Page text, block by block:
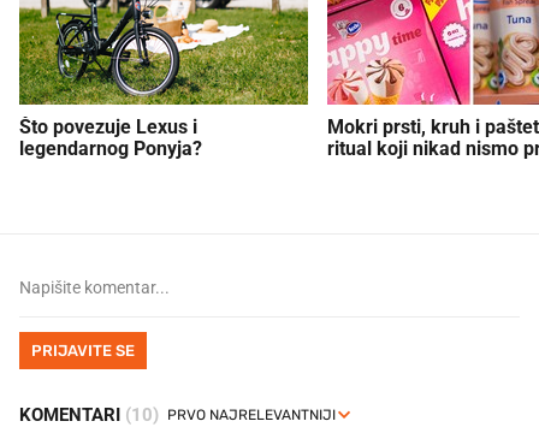
Što povezuje Lexus i
legendarnog Ponyja?
Mokri prsti, kruh i
ritual koji nikad nismo
PRIJAVITE SE
KOMENTARI (10)